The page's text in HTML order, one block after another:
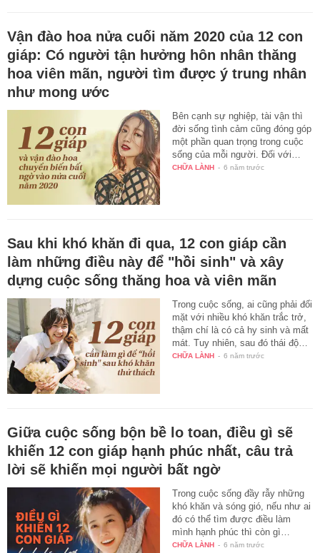
Vận đào hoa nửa cuối năm 2020 của 12 con
giáp: Có người tận hưởng hôn nhân thăng
hoa viên mãn, người tìm được ý trung nhân
như mong ước
Bên cạnh sự nghiệp, tài vận thì
đời sống tình cảm cũng đóng góp
một phần quan trọng trong cuộc
sống của mỗi người. Đối với…
CHỮA LÀNH - 6 năm trước
Sau khi khó khăn đi qua, 12 con giáp cần
làm những điều này để "hồi sinh" và xây
dựng cuộc sống thăng hoa và viên mãn
Trong cuộc sống, ai cũng phải đối
mặt với nhiều khó khăn trắc trở,
thậm chí là có cả hy sinh và mất
mát. Tuy nhiên, sau đó thái độ…
CHỮA LÀNH - 6 năm trước
Giữa cuộc sống bộn bề lo toan, điều gì sẽ
khiến 12 con giáp hạnh phúc nhất, câu trả
lời sẽ khiến mọi người bất ngờ
Trong cuộc sống đầy rẫy những
khó khăn và sóng gió, nếu như ai
đó có thể tìm được điều làm
mình hạnh phúc thì còn gì…
CHỮA LÀNH - 6 năm trước